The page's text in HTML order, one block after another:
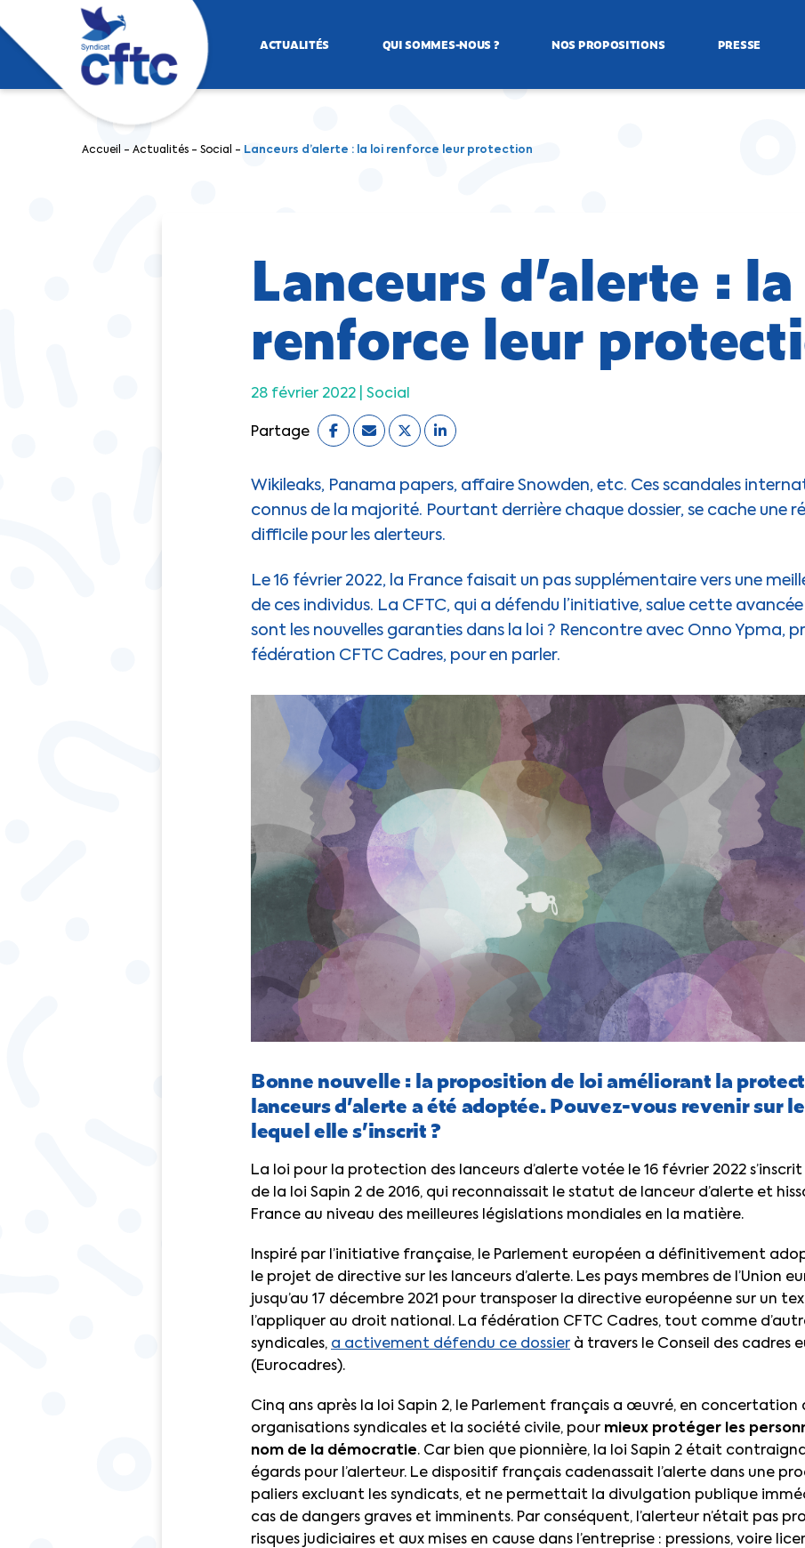
ACTUALITÉS QUI SOMMES-NOUS ? NOS PROPOSITIONS PRESSE
Accueil - Actualités - Social - Lanceurs d’alerte : la loi renforce leur protection
Lanceurs d’alerte :
renforce leur
28 février 2022 | Social
Partage
Wikileaks, Panama papers, affaire Snowden, etc. Ces scandales
connus de la majorité. Pourtant derrière chaque dossier, se cache une
difficile pour les alerteurs.
Le 16 février 2022, la France faisait un pas supplémentaire vers une
de ces individus. La CFTC, qui a défendu l’initiative, salue cette
sont les nouvelles garanties dans la loi ? Rencontre avec Onno Ypma,
fédération CFTC Cadres, pour en parler.
Bonne nouvelle : la proposition de loi améliorant la
lanceurs d’alerte a été adoptée. Pouvez-vous revenir sur
lequel elle s’inscrit ?
La loi pour la protection des lanceurs d’alerte votée le 16 février 2022
de la loi Sapin 2 de 2016, qui reconnaissait le statut de lanceur d’alerte et
France au niveau des meilleures législations mondiales en la matière.
Inspiré par l’initiative française, le Parlement européen a définitivement
le projet de directive sur les lanceurs d’alerte. Les pays membres de l’Union
jusqu’au 17 décembre 2021 pour transposer la directive européenne sur un
l’appliquer au droit national. La fédération CFTC Cadres, tout comme
syndicales, a activement défendu ce dossier à travers le Conseil des cadres
(Eurocadres).
Cinq ans après la loi Sapin 2, le Parlement français a œuvré, en concertation
organisations syndicales et la société civile, pour mieux protéger les
nom de la démocratie. Car bien que pionnière, la loi Sapin 2 était
égards pour l’alerteur. Le dispositif français cadenassait l’alerte dans une
paliers excluant les syndicats, et ne permettait la divulgation publique
cas de dangers graves et imminents. Par conséquent, l’alerteur n’était pas
risques judiciaires et aux mises en cause dans l’entreprise : pressions, voire